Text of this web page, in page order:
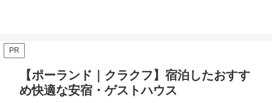
PR
【ポーランド｜クラクフ】宿泊したおすす
め快適な安宿・ゲストハウス